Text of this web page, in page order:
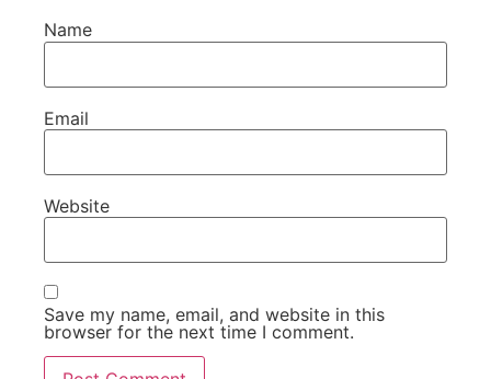
Name
Email
Website
Save my name, email, and website in this
browser for the next time I comment.